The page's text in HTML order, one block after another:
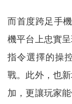
而首度跨足手
機平台上忠實
指令選擇的操
戰。此外，也
加，更讓玩家